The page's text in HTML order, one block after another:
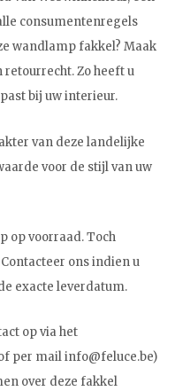
consumentenregels
wandlamp fakkel? Maak
Zo heeft u
bij uw interieur.
van deze landelijke
voor de stijl van uw
op voorraad. Toch
ons indien u
exacte leverdatum.
op via het
per mailinfo@feluce.be)
over deze fakkel